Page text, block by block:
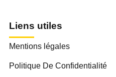
Liens utiles
Mentions légales
Politique De Confidentialité